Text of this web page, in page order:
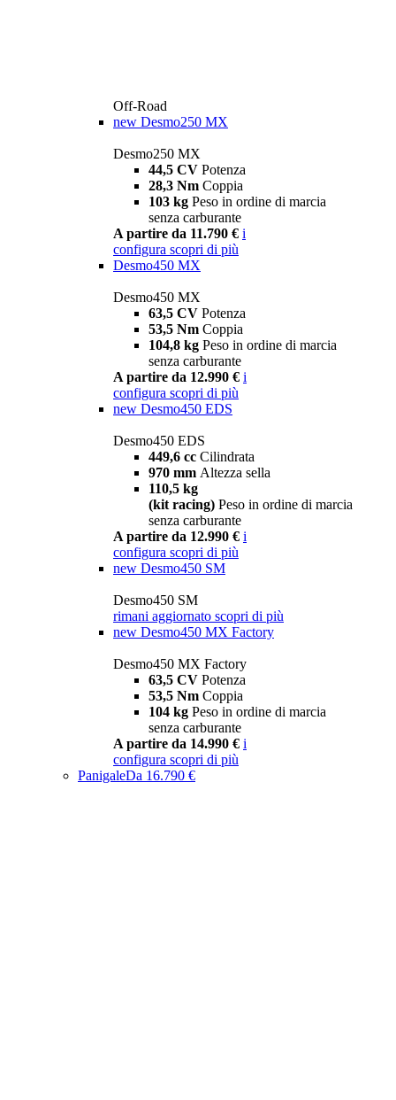
Off-Road
new Desmo250 MX
Desmo250 MX
44,5 CV Potenza
28,3 Nm Coppia
103 kg Peso in ordine di marcia
senza carburante
A partire da 11.790 € i
configura scopri di più
Desmo450 MX
Desmo450 MX
63,5 CV Potenza
53,5 Nm Coppia
104,8 kg Peso in ordine di marcia
senza carburante
A partire da 12.990 € i
configura scopri di più
new Desmo450 EDS
Desmo450 EDS
449,6 cc Cilindrata
970 mm Altezza sella
110,5 kg
(kit racing) Peso in ordine di marcia
senza carburante
A partire da 12.990 € i
configura scopri di più
new Desmo450 SM
Desmo450 SM
rimani aggiornato scopri di più
new Desmo450 MX Factory
Desmo450 MX Factory
63,5 CV Potenza
53,5 Nm Coppia
104 kg Peso in ordine di marcia
senza carburante
A partire da 14.990 € i
configura scopri di più
PanigaleDa 16.790 €